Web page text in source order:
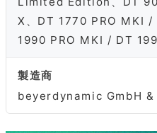
X、DT 1770 PRO MKI
1990 PRO MKI / DT
製造商
beyerdynamic GmbH &